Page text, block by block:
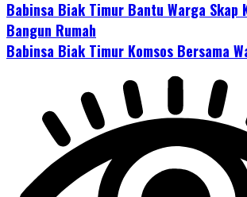
Babinsa Biak Timur Bantu Warga Skap
Bangun Rumah
Babinsa Biak Timur Komsos Bersama